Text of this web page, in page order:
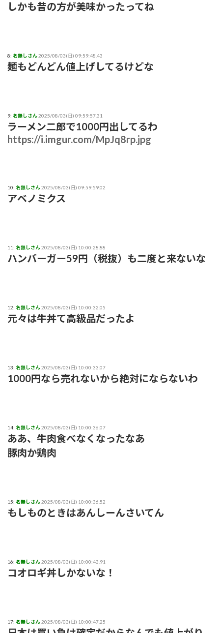
しかも昔の方が美味かったってね
8: 名無しさん2025/08/03(日) 09:59:48.43
麺もどんどん値上げしてるけどな
9: 名無しさん2025/08/03(日) 09:59:57.31
ラーメン二郎で1000円出してるわ
https://i.imgur.com/MpJq8rp.jpg
10: 名無しさん2025/08/03(日) 09:59:59.02
アベノミクス
11: 名無しさん2025/08/03(日) 10:00:28.88
ハンバーガー59円（税抜）も二度と来ないな
12: 名無しさん2025/08/03(日) 10:00:32.05
元々は牛丼て高級品だったよ
13: 名無しさん2025/08/03(日) 10:00:33.07
1000円なら売れないから絶対にならないわ
14: 名無しさん2025/08/03(日) 10:00:36.07
ああ、牛肉食べなくなったなあ
豚肉か鶏肉
15: 名無しさん2025/08/03(日) 10:00:36.52
もしものときはあんしーんさいてん
16: 名無しさん2025/08/03(日) 10:00:43.91
コオロギ丼しかないな！
17: 名無しさん2025/08/03(日) 10:00:47.25